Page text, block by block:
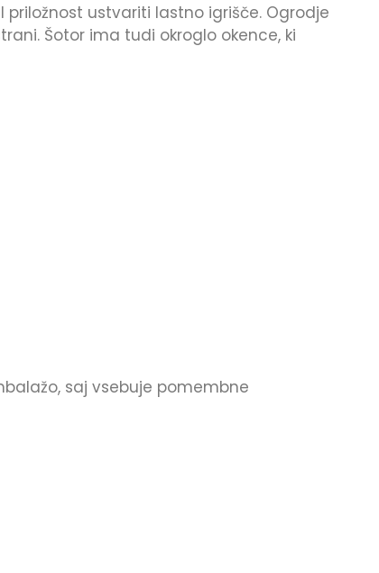
ustvariti lastno igrišče. Ogrodje
Šotor ima tudi okroglo okence, ki
saj vsebuje pomembne